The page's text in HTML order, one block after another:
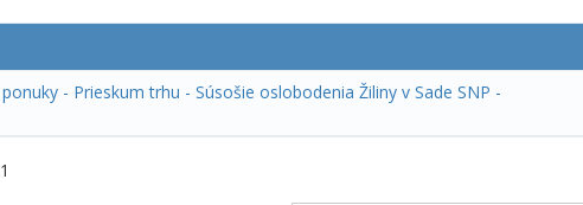
- Prieskum trhu - Súsošie oslobodenia Žiliny v Sade SNP -